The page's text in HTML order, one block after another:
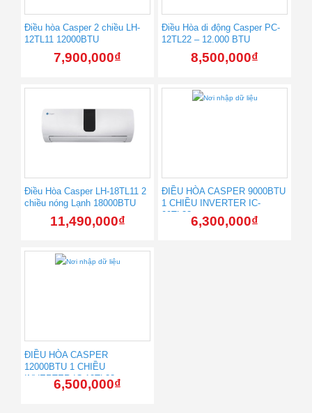
Điều hòa Casper 2 chiều LH-
12TL11 12000BTU
7,900,000₫
Điều Hòa di động Casper PC-
12TL22 – 12.000 BTU
8,500,000₫
Điều Hòa Casper LH-18TL11 2
chiều nóng Lạnh 18000BTU
11,490,000₫
ĐIỀU HÒA CASPER 9000BTU
1 CHIỀU INVERTER IC-
09TL336,300,000₫
ĐIỀU HÒA CASPER
12000BTU 1 CHIỀU
INVERTER IC-12TL33
6,500,000₫